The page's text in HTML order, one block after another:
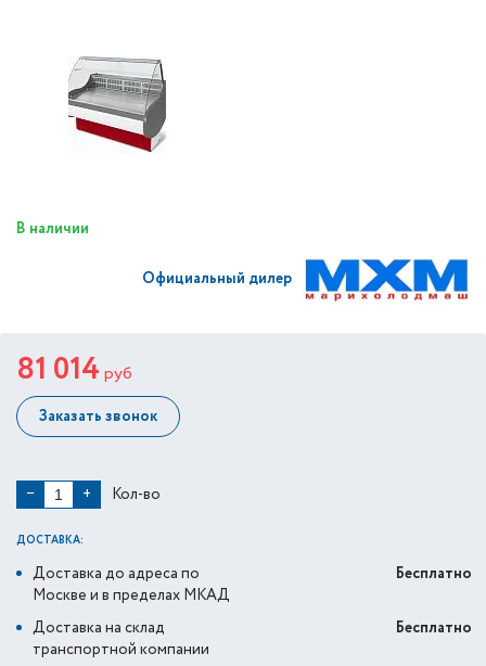
В наличии
Официальный дилер
81 014 руб
Заказать звонок
− + Кол-во
ДОСТАВКА:
Доставка до адреса по
Москве и в пределах МКАД
Бесплатно
Доставка на склад
транспортной компании
Бесплатно